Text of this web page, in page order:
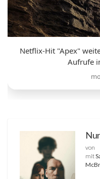
Netflix-Hit "Apex"
Aufrufe
von
mit